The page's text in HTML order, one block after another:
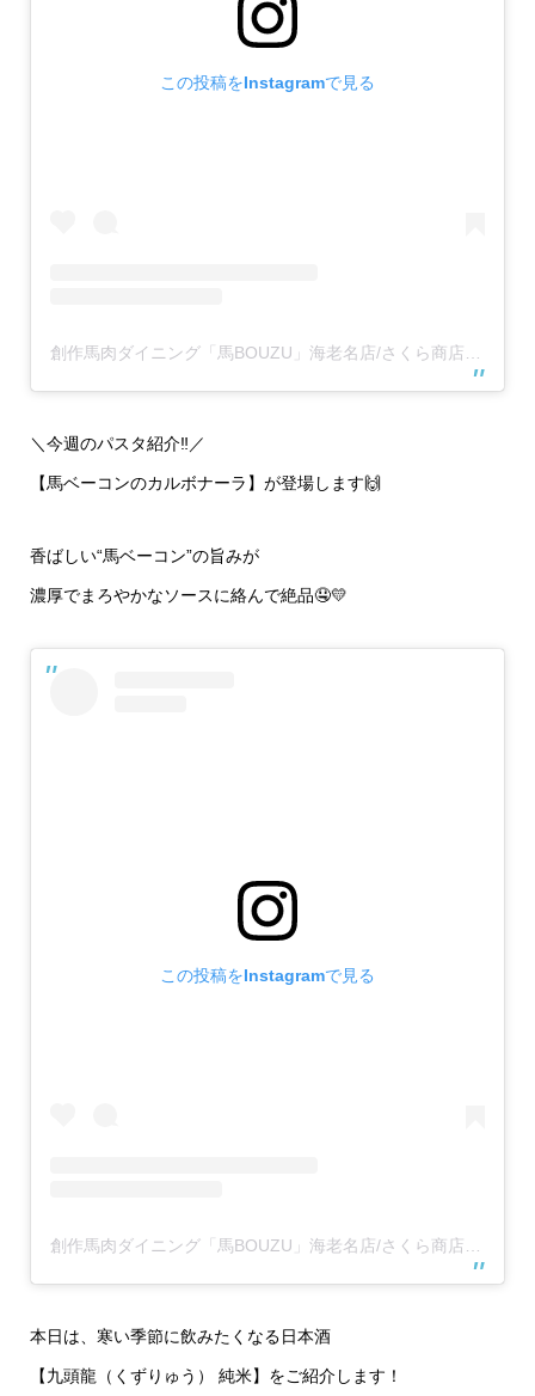
この投稿をInstagramで見る
＼今週のパスタ紹介‼️／
【馬ベーコンのカルボナーラ】が登場します🙌
香ばしい“馬ベーコン”の旨みが
濃厚でまろやかなソースに絡んで絶品🤤💛
この投稿をInstagramで見る
本日は、寒い季節に飲みたくなる日本酒
【九頭龍（くずりゅう） 純米】をご紹介します！